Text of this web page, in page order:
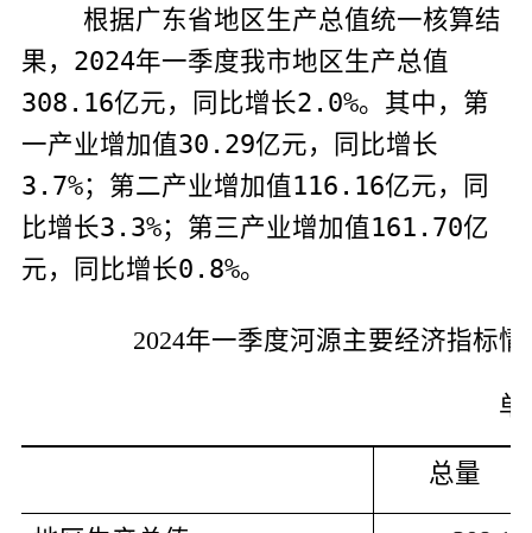
根据广东省地区生产总值统一核算结
果， 2024年一季度我市地区生产总值
308.16亿元，同比增长2.0%。其中，第
一产业增加值30.29亿元，同比增长
3.7%；第二产业增加值116.16亿元，同
比增长3.3%；第三产业增加值161.70亿
元，同比增长0.8%。
2024年一季度河源主要经济指标情
单
总量